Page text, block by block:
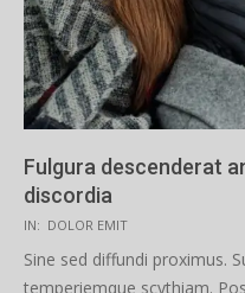
Fulgura descenderat
discordia
2019-
04-
16
IN: DOLOR EMIT
Sine sed diffundi proximus.
temperiemque scythiam.